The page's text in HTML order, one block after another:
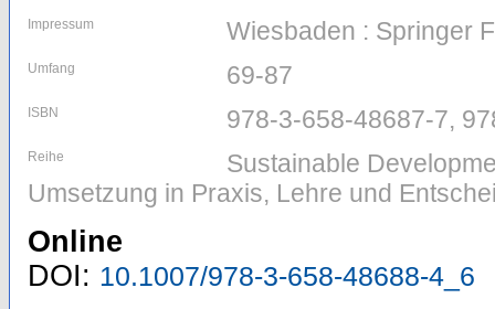
Impressum Wiesbaden : Springer
Umfang 69-87
ISBN 978-3-658-48687-7,
Reihe
Sustainable
Umsetzung in Praxis, Lehre und
Online
DOI: 10.1007/978-3-658-48688-4_6